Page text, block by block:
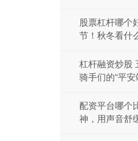
股票杠杆哪个
节！秋冬看什
杠杆融资炒股
骑手们的“平安
配资平台哪个
神，用声音舒